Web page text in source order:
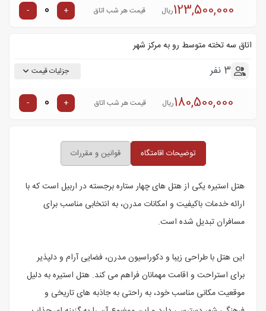
123,500,000ریال قیمت هر شب اتاق +
-
اتاق سه تخته متوسط رو به مرکز شهر
3 نفر جزئیات قیمت
180,500,000ریال قیمت هر شب اتاق +
-
توضیحات اقامتگاه قوانین و مقررات
هتل استیره یکی از هتل های چهار ستاره برجسته در اربیل است که با
ارائه خدمات باکیفیت و امکانات مدرن، به انتخابی مناسب برای
مسافران تبدیل شده است.
این هتل با طراحی زیبا و دکوراسیون مدرن، فضایی آرام و دلپذیر
برای استراحت و اقامت مهمانان فراهم می کند. هتل استیره به دلیل
موقعیت مکانی مناسب خود، به راحتی به جاذبه های تاریخی و